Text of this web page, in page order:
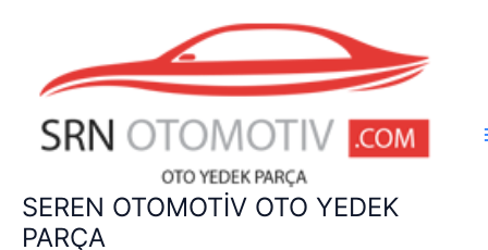
SEREN OTOMOTİV OTO YEDEK
PARÇA